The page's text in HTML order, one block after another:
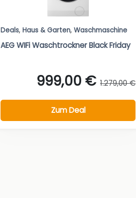
Deals, Haus & Garten, Waschmaschine
AEG WIFi Waschtrockner Black Friday
999,00 € 1.279,00 €
Zum Deal